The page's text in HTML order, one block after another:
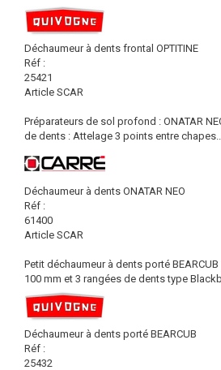
Déchaumeur à dents frontal OPTITINE
Réf :
25421
Article SCAR
Préparateurs de sol profond : ONATAR
de dents : Attelage 3 points entre
Déchaumeur à dents ONATAR NEO
Réf :
61400
Article SCAR
Petit déchaumeur à dents porté
100 mm et 3 rangées de dents type
Déchaumeur à dents porté BEARCUB
Réf :
25432